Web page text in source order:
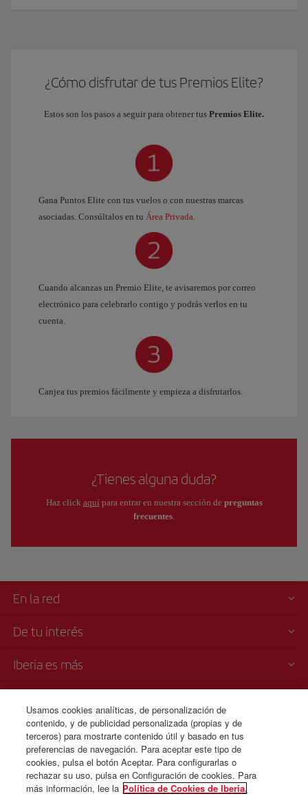
¿Cómo disfrutar de tus Premios Elite?
Estos son los pasos a seguir para obtener tus Premios Elite.
Gana Puntos Elite con tus vuelos o con nuestras marcas
asociadas. Consúltalos en tu Área Privada
Cuando alcanzas un Premio Elite, te avisaremos por correo
electrónico para celebrarlo contigo y podrás verlos en tu
cuenta.
Canjea tus premios fácilmente y empieza a disfrutarlos.
¿Tienes alguna duda?
Haz click aquípara entrar en nuestra sección de preguntas
frecuentes
En la red
De tu interés
Iberia es más
Venta telefónica
+353 01 436 0807
Lunes a domingo 00:00 - 24:00 horas ( español e inglés).
Usamos cookies analíticas, de personalización de
contenido, y de publicidad personalizada (propias y de
terceros) para mostrarte contenido útil y basado en tus
preferencias de navegación. Para aceptar este tipo de
cookies, pulsa el botón Aceptar. Para configurarlas o
rechazar su uso, pulsa en Configuración de cookies. Para
más información, lee la Política de Cookies de Iberia.